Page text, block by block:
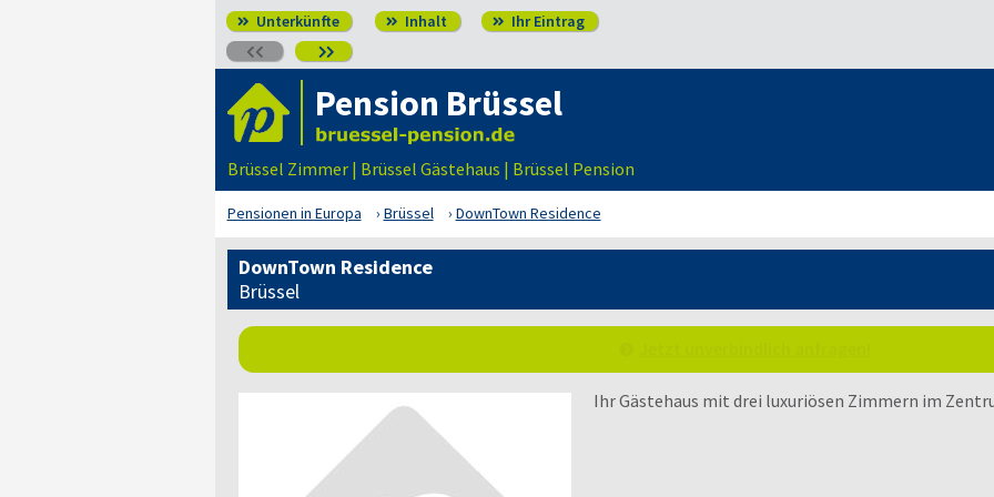
 Unterkünfte  Inhalt  Ihr Eintrag
 
Pension Brüssel
Brüssel Zimmer | Brüssel Gästehaus | Brüssel Pension
Pensionen in Europa Brüssel DownTown Residence
DownTown Residence
Brüssel
Ihr Gästehaus mit drei luxuriösen Zimmern im